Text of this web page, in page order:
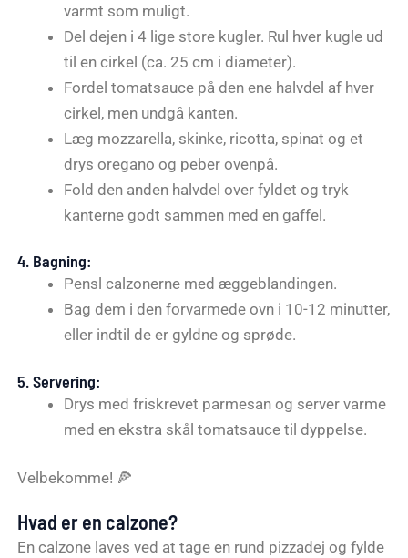
varmt som muligt.
Del dejen i 4 lige store kugler. Rul hver kugle ud
til en cirkel (ca. 25 cm i diameter).
Fordel tomatsauce på den ene halvdel af hver
cirkel, men undgå kanten.
Læg mozzarella, skinke, ricotta, spinat og et
drys oregano og peber ovenpå.
Fold den anden halvdel over fyldet og tryk
kanterne godt sammen med en gaffel.
4. Bagning:
Pensl calzonerne med æggeblandingen.
Bag dem i den forvarmede ovn i 10-12 minutter,
eller indtil de er gyldne og sprøde.
5.Servering:
Drys med friskrevet parmesan og server varme
med en ekstra skål tomatsauce til dyppelse.
Velbekomme! 🍕
Hvad er en calzone?
En calzone laves ved at tage en rund pizzadej og fylde